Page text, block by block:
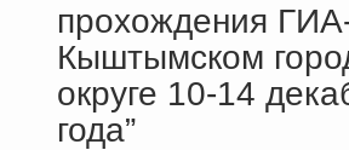
прохождения
Кыштымском
округе 10-14
года”